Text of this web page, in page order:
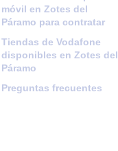
móvil en Zotes del
Páramo para contratar
Tiendas de Vodafone
disponibles en Zotes del
Páramo
Preguntas frecuentes